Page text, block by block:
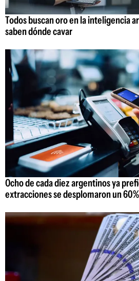
Todos buscan oro en la inteligencia
saben dónde cavar
Ocho de cada diez argentinos ya
extracciones se desplomaron un 60%